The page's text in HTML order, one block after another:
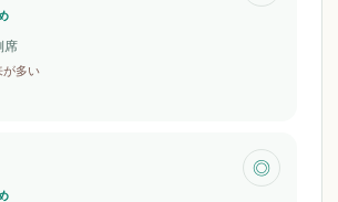
席
が多い
◎